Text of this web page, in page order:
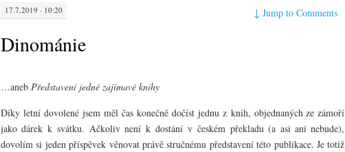
17.7.2019 · 10:20 ↓Jump to Comments
Dinománie
…aneb Představení jedné zajímavé knihy
Díky letní dovolené jsem měl čas konečně dočíst jednu z knih, objednaných ze zámoří
jako dárek k svátku. Ačkoliv není k dostání v českém překladu (a asi ani nebude),
dovolím si jeden příspěvek věnovat právě stručnému představení této publikace. Je totiž